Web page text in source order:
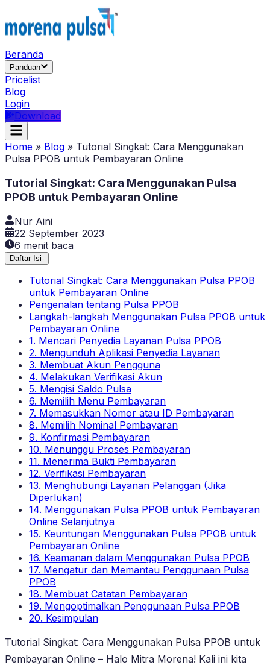
Beranda
Panduan
Pricelist
Blog
Login
Download
Home » Blog » Tutorial Singkat: Cara Menggunakan
Pulsa PPOB untuk Pembayaran Online
Tutorial Singkat: Cara Menggunakan Pulsa
PPOB untuk Pembayaran Online
Nur Aini
22 September 2023
6 menit baca
Daftar Isi-
Tutorial Singkat: Cara Menggunakan Pulsa PPOB
untuk Pembayaran Online
Pengenalan tentang Pulsa PPOB
Langkah-langkah Menggunakan Pulsa PPOB untuk
Pembayaran Online
1. Mencari Penyedia Layanan Pulsa PPOB
2. Mengunduh Aplikasi Penyedia Layanan
3. Membuat Akun Pengguna
4. Melakukan Verifikasi Akun
5. Mengisi Saldo Pulsa
6. Memilih Menu Pembayaran
7. Memasukkan Nomor atau ID Pembayaran
8. Memilih Nominal Pembayaran
9. Konfirmasi Pembayaran
10. Menunggu Proses Pembayaran
11. Menerima Bukti Pembayaran
12. Verifikasi Pembayaran
13. Menghubungi Layanan Pelanggan (Jika
Diperlukan)
14. Menggunakan Pulsa PPOB untuk Pembayaran
Online Selanjutnya
15. Keuntungan Menggunakan Pulsa PPOB untuk
Pembayaran Online
16. Keamanan dalam Menggunakan Pulsa PPOB
17. Mengatur dan Memantau Penggunaan Pulsa
PPOB
18. Membuat Catatan Pembayaran
19. Mengoptimalkan Penggunaan Pulsa PPOB
20. Kesimpulan
Tutorial Singkat: Cara Menggunakan Pulsa PPOB untuk
Pembayaran Online – Halo Mitra Morena! Kali ini kita